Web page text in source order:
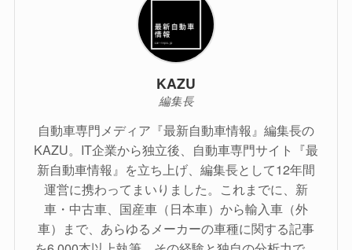
KAZU
編集長
自動車専門メディア『最新自動車情報』編集長の
KAZU。IT企業から独立後、自動車専門サイト『最
新自動車情報』を立ち上げ、編集長として12年間
運営に携わってまいりました。これまでに、新
車・中古車、国産車（日本車）から輸入車（外
車）まで、あらゆるメーカーの車種に関する記事